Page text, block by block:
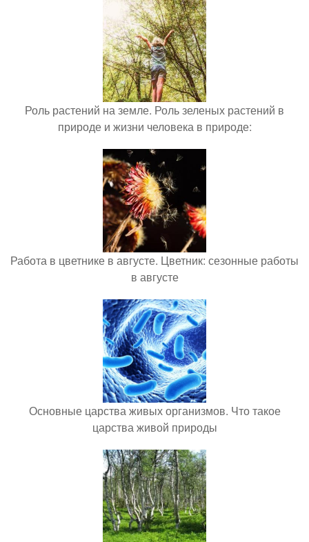
Роль растений на земле. Роль зеленых растений в
природе и жизни человека в природе:
Работа в цветнике в августе. Цветник: сезонные работы
в августе
Основные царства живых организмов. Что такое
царства живой природы